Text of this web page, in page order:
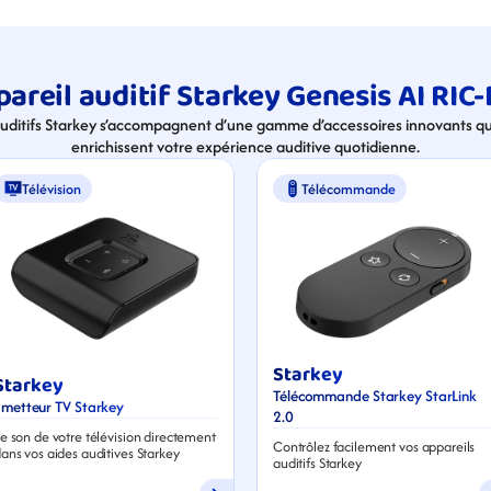
auditif Starkey Genesis AI
Starkey s’accompagnent d’une gamme d’accessoires innovants
enrichissent votre expérience auditive quotidienne.
Télévision
TV Starkey
son de votre télévision directement
vos aides auditives Starkey
Télécommande
Starkey
Télécommande Starkey StarLink
2.0
Contrôlez facilement vos appareils
auditifs Starkey